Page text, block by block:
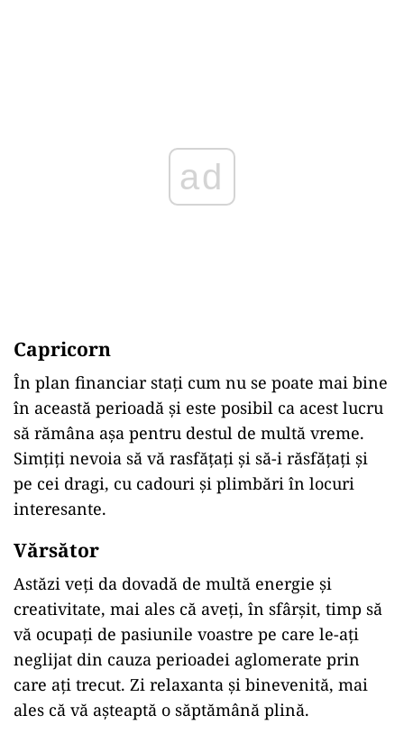
ad
Capricorn
În plan financiar stați cum nu se poate mai bine
în această perioadă și este posibil ca acest lucru
să rămâna așa pentru destul de multă vreme.
Simțiți nevoia să vă rasfățați și să-i răsfățați și
pe cei dragi, cu cadouri și plimbări în locuri
interesante.
Vărsător
Astăzi veți da dovadă de multă energie și
creativitate, mai ales că aveți, în sfârșit, timp să
vă ocupați de pasiunile voastre pe care le-ați
neglijat din cauza perioadei aglomerate prin
care ați trecut. Zi relaxanta și binevenită, mai
ales că vă așteaptă o săptămână plină.